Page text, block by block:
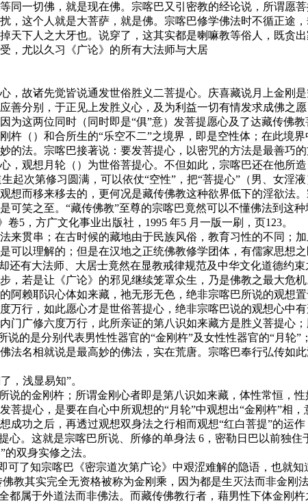
同一切佛，就是现在佛。宗喀巴又引密教的经论说，所谓愿
，这个人就是大菩萨，就是佛。宗喀巴修学佛法时不循正途
天下人之大牙也。说穿了，这其实都是喇嘛教等俗人，既贪
，尤以久习《广论》的所有大法师与大居
故诸先觉皆说通发世俗胜义二菩提心。庆喜藏说月上金刚
分别，于正见上发胜义心，及为利益一切有情发求成佛之愿
这两位同时（同时即是“俱”意）发菩提愿心及了达藏传佛
杵（）和合所生的“乐空不二”之境界，即是空性体；在此境
的法。宗喀巴接著说：要发菩提心，以密咒的方法是最善巧
，观想月轮（）为世俗菩提心。不但如此，宗喀巴还在他所
起次第修习圆满，可以依仗“空性”，把“菩提心”（男、女淫
而移来移去的，更何况是藏传佛教这种欲界低下的淫欲法
笑之至。“藏传佛教”至尊的宗喀巴竟然可以不懂佛法到这种
，方广文化事业出版社，1995 年5 月一版一刷，页123。
贯串；在古时候的藏地由于民族风俗，教育习性的不同；
可以理解的；但是在汉地之正统佛教修学团体，有儒家思想
还有大法师、大居士竟然在显教戒律规范及中华文化道德约
若是让《广论》的邪见继续笼罩众生，乃是佛教之最大危机
赖耶识心体如来藏，祂无形无色，绝非宗喀巴所说的观想
行，如此愿心才是世俗菩提心，绝非宗喀巴说的观想心中
广修六度万行，此所亲证的第八识如来藏方是胜义菩提心
的是分别代表男性性器官的“金刚杵”及女性性器官的“月轮
法名相就说是最高妙的佛法，实在荒唐。宗喀巴奉行弘传如
，浅显易知”。
的金刚杵；所谓金刚心者即是第八识如来藏，体性常恒，
提心，是要在自心中所观想的“月轮”中观想出“金刚杵”相
功之后，再透过观想双身法之行相而观想“红白菩提”的运
。这就是宗喀巴所说、所修的单身法 6，密勒日巴以前独住
双身实修之法。
了知宗喀巴《密宗道次第广论》中艰涩难解的隐语，也就
教其实完全无资格被称为金刚乘，因为都是生灭法而非金刚
都属于外道法而非佛法。而藏传佛教行者，藉男性下体金刚